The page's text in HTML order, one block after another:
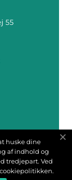
huske dine
af indhold og
tredjepart. Ved